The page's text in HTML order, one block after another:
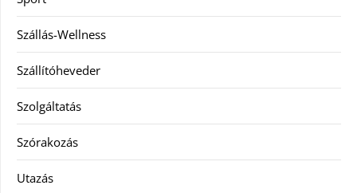
Szállás-Wellness
Szállítóheveder
Szolgáltatás
Szórakozás
Utazás